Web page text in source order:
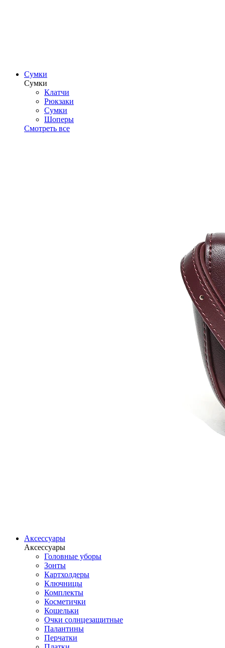
Сумки
Сумки
Клатчи
Рюкзаки
Сумки
Шоперы
Смотреть все
Аксессуары
Аксессуары
Головные уборы
Зонты
Картхолдеры
Ключницы
Комплекты
Косметички
Кошельки
Очки солнцезащитные
Палантины
Перчатки